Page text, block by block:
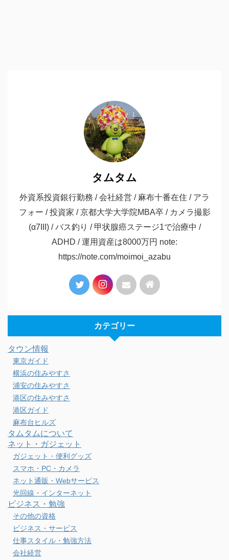
タムタム
外資系投資銀行勤務 / 会社経営 / 麻布十番在住 / アラ
フォー / 投資家 / 京都大学大学院MBA卒 / カメラ撮影
(α7III) / バス釣り / 甲状腺癌ステージ1で治療中 /
ADHD / 運用資産は8000万円 note:
https://note.com/moimoi_azabu
カテゴリー
タウン情報
東京ガイド
横浜の住みやすさ
浦安の住みやすさ
港区の住みやすさ
港区ガイド
麻布台ヒルズ
タムタムについて
ネット・ガジェット
ガジェット・便利グッズ
スマホ・PC・カメラ
ネット通販・Webサービス
光回線・インターネット
ビジネス・勉強
その他の資格
ビジネス・サービス
仕事スタイル・勉強方法
会社経営